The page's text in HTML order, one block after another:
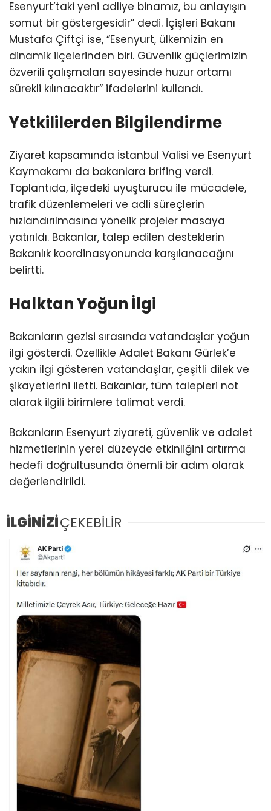
Esenyurt’taki yeni adliye binamız, bu anlayışın
somut bir göstergesidir” dedi. İçişleri Bakanı
Mustafa Çiftçi ise, “Esenyurt, ülkemizin en
dinamik ilçelerinden biri. Güvenlik güçlerimizin
özverili çalışmaları sayesinde huzur ortamı
sürekli kılınacaktır” ifadelerini kullandı.
Yetkililerden Bilgilendirme
Ziyaret kapsamında İstanbul Valisi ve Esenyurt
Kaymakamı da bakanlara brifing verdi.
Toplantıda, ilçedeki uyuşturucu ile mücadele,
trafik düzenlemeleri ve adli süreçlerin
hızlandırılmasına yönelik projeler masaya
yatırıldı. Bakanlar, talep edilen desteklerin
Bakanlık koordinasyonunda karşılanacağını
belirtti.
Halktan Yoğun İlgi
Bakanların gezisi sırasında vatandaşlar yoğun
ilgi gösterdi. Özellikle Adalet Bakanı Gürlek’e
yakın ilgi gösteren vatandaşlar, çeşitli dilek ve
şikayetlerini iletti. Bakanlar, tüm talepleri not
alarak ilgili birimlere talimat verdi.
Bakanların Esenyurt ziyareti, güvenlik ve adalet
hizmetlerinin yerel düzeyde etkinliğini artırma
hedefi doğrultusunda önemli bir adım olarak
değerlendirildi.
İLGİNİZİÇEKEBİLİR